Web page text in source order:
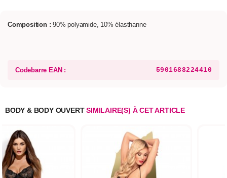
Composition : 90% polyamide, 10% élasthanne
Codebarre EAN : 5901688224410
BODY & BODY OUVERTSIMILAIRE(S) À CET ARTICLE